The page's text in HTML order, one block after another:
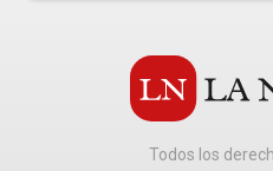
Todos los